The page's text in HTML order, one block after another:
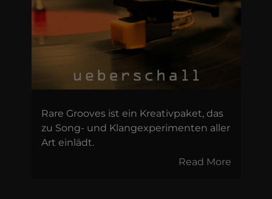
Rare Grooves ist ein Kreativpaket, das
zu Song- und Klangexperimenten aller
Art einlädt.
Read More